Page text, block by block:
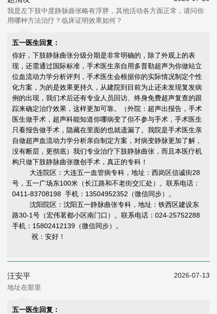
我是左下肢中度静脉曲张略有浮胖，其他活动各方面正常，请问你
用哪种方法治疗？临床证明效果如何？
五一医生回复：
你好，下肢静脉曲张分级分期是非常明确的，除了外观上的表
现，还需通过国际标准，手术医生亲自用多普勒超声为你做站立
位血流动力学分析评判，手术医生会根据你的实际情况制定个性
化方案，为的是效果更持久，从建院到目前为止还未发现复发病
例的出现，我们术后还有专业人员回访、终身免费超声复查的跟
踪来确定治疗效果，这样更加可靠。（外院：超声出报告，手术
医生做手术，超声科能知道你哪病变了但不参与手术，手术医生
只看报告做手术，隐藏在里面的也就遗漏了。我院是手术医生亲
自做超声血流动力学分析亲自制定方案，对病变静脉更加了解，
没有断层，更彻底）我们专业治疗下肢静脉曲张，而且本医疗机
构只做下肢静脉曲张微创手术，真正的专科！
大连院区：大连五一血管病专科，地址：西岗区信诚街28
号，五一广场东100米（长江路和不老街交汇处）。联系电话：
0411-83708198 手机：13504952352（微信同步）。
沈阳院区：沈阳五一静脉曲张专科，地址：铁西区建设东
路30-1号（宏伟茗都小区南门口）。联系电话：024-25752288
手机：15802412139（微信同步）。
祝：安好！
汪安平
2026-07-13
地址在那里
五一医生回复：